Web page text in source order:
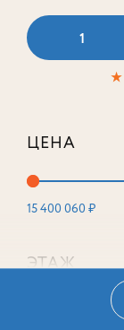
1
★
ЦЕНА
15 400 060 ₽
ЭТАЖ